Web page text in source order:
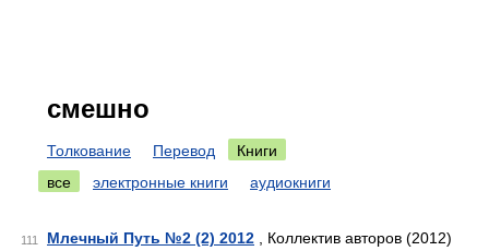
смешно
Толкование Перевод
Книги
все
электронные книги аудиокниги
111 Млечный Путь №2 (2) 2012 , Коллектив авторов (2012)